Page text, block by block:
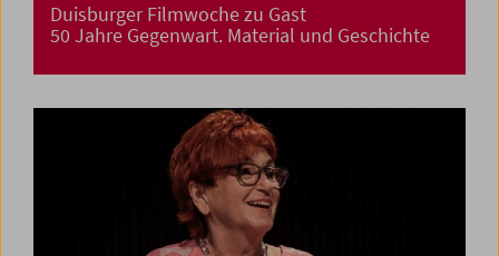
Duisburger Filmwoche zu Gast
50 Jahre Gegenwart. Material und Geschichte